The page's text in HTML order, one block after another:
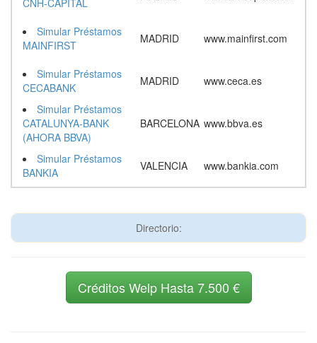
CNH-CAPITAL
Simular Préstamos
MAINFIRST
MADRID www.mainfirst.com
Simular Préstamos
CECABANK
MADRID
www.ceca.es
Simular Préstamos
CATALUNYA-BANK
(AHORA BBVA)
BARCELONA www.bbva.es
Simular Préstamos
BANKIA
VALENCIA www.bankia.com
Directorio:
Créditos Welp Hasta 7.500 €